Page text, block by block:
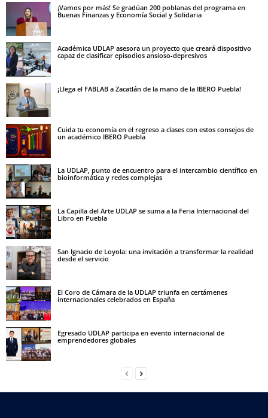
¡Vamos por más! Se gradúan 200 poblanas del programa en
Buenas Finanzas y Economía Social y Solidaria
Académica UDLAP asesora un proyecto que creará dispositivo
capaz de clasificar episodios ansioso-depresivos
¡Llega el FABLAB a Zacatlán de la mano de la IBERO Puebla!
Cuida tu economía en el regreso a clases con estos consejos de
un académico IBERO Puebla
La UDLAP, punto de encuentro para el intercambio científico en
bioinformática y redes complejas
La Capilla del Arte UDLAP se suma a la Feria Internacional del
Libro en Puebla
San Ignacio de Loyola: una invitación a transformar la realidad
desde el servicio
El Coro de Cámara de la UDLAP triunfa en certámenes
internacionales celebrados en España
Egresado UDLAP participa en evento internacional de
emprendedores globales